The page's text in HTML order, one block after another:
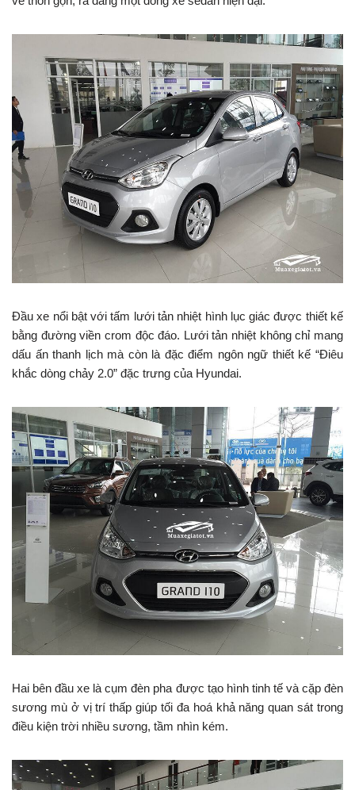
Đầu xe nổi bật với tấm lưới tản nhiệt hình lục giác được thiết kế
bằng đường viền crom độc đáo. Lưới tản nhiệt không chỉ mang
dấu ấn thanh lịch mà còn là đặc điểm ngôn ngữ thiết kế “Điêu
khắc dòng chảy 2.0” đặc trưng của Hyundai.
Hai bên đầu xe là cụm đèn pha được tạo hình tinh tế và cặp đèn
sương mù ở vị trí thấp giúp tối đa hoá khả năng quan sát trong
điều kiện trời nhiều sương, tầm nhìn kém.